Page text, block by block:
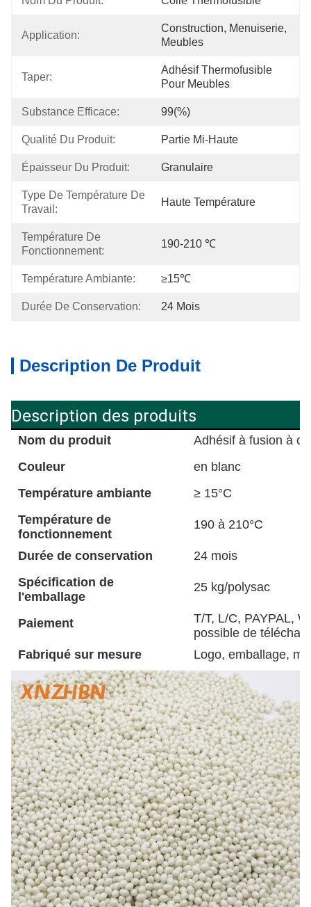
Application:
Construction, Menuiserie,
Meubles
Taper:
Adhésif Thermofusible
Pour Meubles
Substance Efficace: 99(%)
Qualité Du Produit: Partie Mi-Haute
Épaisseur Du Produit: Granulaire
Type De Température De
Travail:
Haute Température
Température De
Fonctionnement:
190-210 ℃
Température Ambiante: ≥15℃
Durée De Conservation: 24 Mois
Description De Produit
Description des produits
Nom du produit
Adhésif à fusion à
Couleur
en blanc
Température ambiante
≥ 15°C
Température de
fonctionnement
190 à 210°C
Durée de conservation
24 mois
Spécification de
l'emballage
25 kg/polysac
Paiement
T/T, L/C, PAYPAL,
possible de
Fabriqué sur mesure
Logo, emballage,